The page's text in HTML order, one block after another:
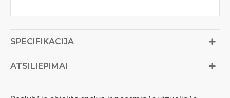
SPECIFIKACIJA
ATSILIEPIMAI